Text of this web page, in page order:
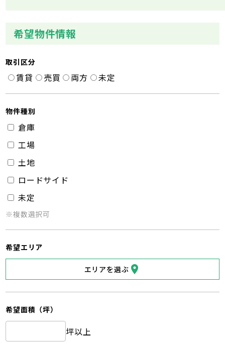
希望物件情報
取引区分
賃貸 売買 両方 未定
物件種別
倉庫
工場
土地
ロードサイド
未定
※複数選択可
希望エリア
エリアを選ぶ
希望面積（坪）
坪以上